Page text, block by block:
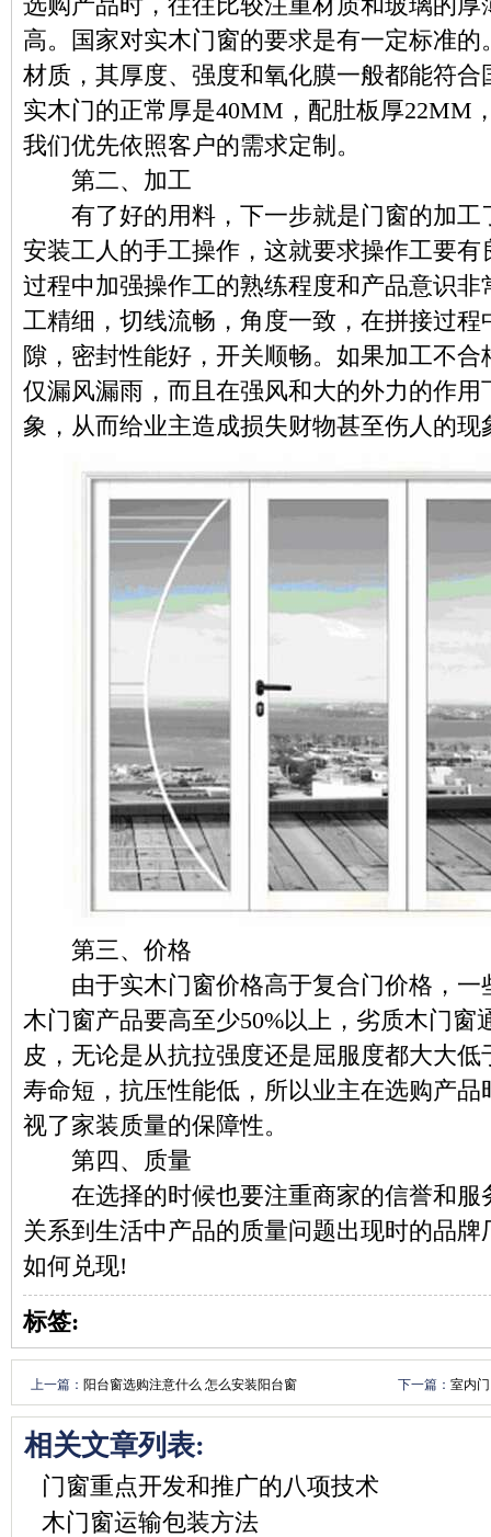
选购产品时，往往比较注重材质和玻璃的
高。国家对实木门窗的要求是有一定标准
材质，其厚度、强度和氧化膜一般都能符
实木门的正常厚是40MM，配肚板厚22MM
我们优先依照客户的需求定制。
第二、加工
有了好的用料，下一步就是门窗的加工
安装工人的手工操作，这就要求操作工要
过程中加强操作工的熟练程度和产品意识
工精细，切线流畅，角度一致，在拼接过
隙，密封性能好，开关顺畅。如果加工不
仅漏风漏雨，而且在强风和大的外力的作
象，从而给业主造成损失财物甚至伤人的现
第三、价格
由于实木门窗价格高于复合门价格，一
木门窗产品要高至少50%以上，劣质木门窗
皮，无论是从抗拉强度还是屈服度都大大
寿命短，抗压性能低，所以业主在选购产
视了家装质量的保障性。
第四、质量
在选择的时候也要注重商家的信誉和服
关系到生活中产品的质量问题出现时的品
如何兑现!
标签:
上一篇： 阳台窗选购注意什么 怎么安装阳台窗 下一篇： 室内
相关文章列表:
门窗重点开发和推广的八项技术
木门窗运输包装方法